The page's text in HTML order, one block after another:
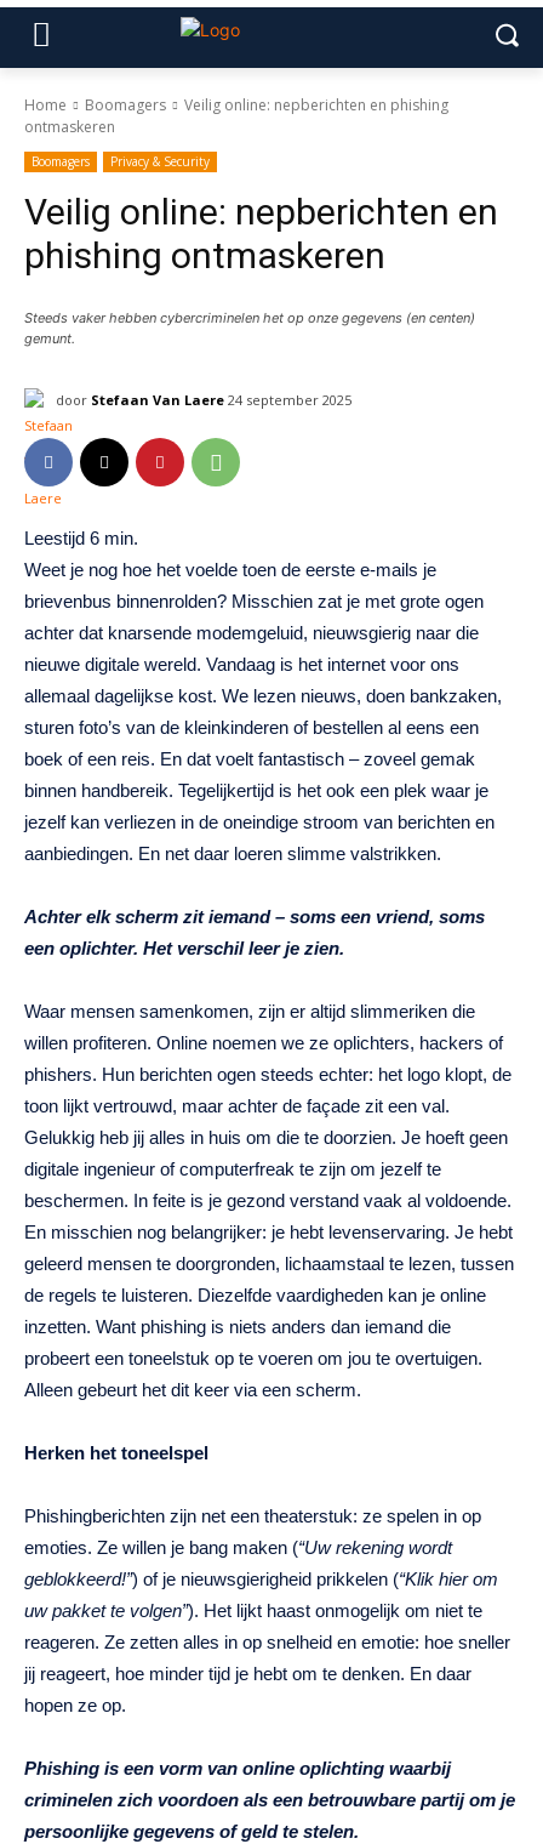
Home Boomagers
Veilig online: nepberichten en phishing
ontmaskeren
Boomagers Privacy & Security
Veilig online: nepberichten en
phishing ontmaskeren
Steeds vaker hebben cybercriminelen het op onze gegevens (en centen)
gemunt.
door Stefaan Van Laere 24 september 2025
Weet je nog hoe het voelde toen de eerste e-mails je
brievenbus binnenrolden? Misschien zat je met grote ogen
achter dat knarsende modemgeluid, nieuwsgierig naar die
nieuwe digitale wereld. Vandaag is het internet voor ons
allemaal dagelijkse kost. We lezen nieuws, doen bankzaken,
sturen foto’s van de kleinkinderen of bestellen al eens een
boek of een reis. En dat voelt fantastisch – zoveel gemak
binnen handbereik. Tegelijkertijd is het ook een plek waar je
jezelf kan verliezen in de oneindige stroom van berichten en
aanbiedingen. En net daar loeren slimme valstrikken.
Achter elk scherm zit iemand – soms een vriend, soms
een oplichter. Het verschil leer je zien.
Waar mensen samenkomen, zijn er altijd slimmeriken die
willen profiteren. Online noemen we ze oplichters, hackers of
phishers. Hun berichten ogen steeds echter: het logo klopt, de
toon lijkt vertrouwd, maar achter de façade zit een val.
Gelukkig heb jij alles in huis om die te doorzien. Je hoeft geen
digitale ingenieur of computerfreak te zijn om jezelf te
beschermen. In feite is je gezond verstand vaak al voldoende.
En misschien nog belangrijker: je hebt levenservaring. Je hebt
geleerd mensen te doorgronden, lichaamstaal te lezen, tussen
de regels te luisteren. Diezelfde vaardigheden kan je online
inzetten. Want phishing is niets anders dan iemand die
probeert een toneelstuk op te voeren om jou te overtuigen.
Alleen gebeurt het dit keer via een scherm.
Herken het toneelspel
Phishingberichten zijn net een theaterstuk: ze spelen in op
emoties. Ze willen je bang maken (“Uw rekening wordt
geblokkeerd!”) of je nieuwsgierigheid prikkelen (“Klik hier om
uw pakket te volgen”). Het lijkt haast onmogelijk om niet te
reageren. Ze zetten alles in op snelheid en emotie: hoe sneller
jij reageert, hoe minder tijd je hebt om te denken. En daar
hopen ze op.
Phishing is een vorm van online oplichting waarbij
criminelen zich voordoen als een betrouwbare partij om je
persoonlijke gegevens of geld te stelen.